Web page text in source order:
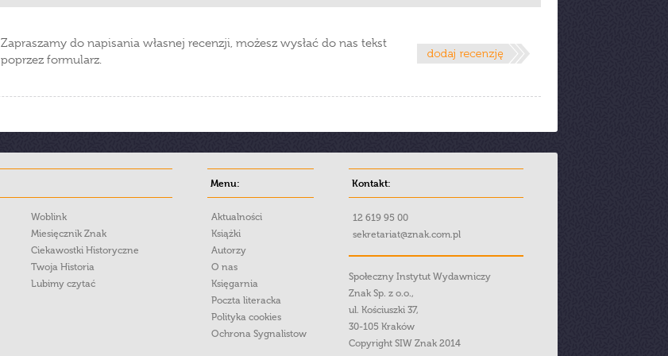
Zapraszamy do napisania własnej recenzji, możesz wysłać do nas tekst
poprzez formularz.
Woblink
Miesięcznik Znak
Ciekawostki Historyczne
Twoja Historia
Lubimy czytać
Menu:
Aktualności
Książki
Autorzy
O nas
Księgarnia
Poczta literacka
Polityka cookies
Ochrona Sygnalistow
Kontakt:
12 619 95 00
sekretariat@znak.com.pl
Społeczny Instytut Wydawniczy
Znak Sp. z o.o.,
ul. Kościuszki 37,
30-105 Kraków
Copyright SIW Znak 2014